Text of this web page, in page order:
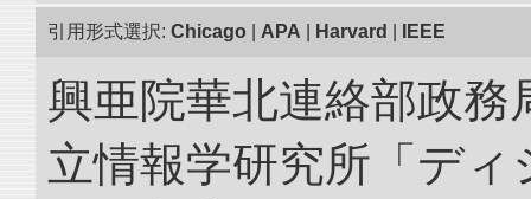
引用形式選択: Chicago APA Harvard IEEE
興亜院華北連絡部政務
立情報学研究所「デ